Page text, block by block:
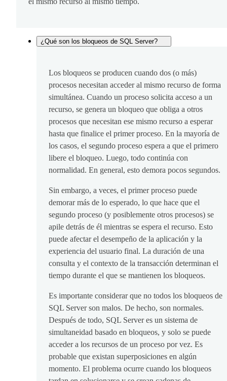
¿Qué son los bloqueos de SQL Server?
Los bloqueos se producen cuando dos (o más)
procesos necesitan acceder al mismo recurso de forma
simultánea. Cuando un proceso solicita acceso a un
recurso, se genera un bloqueo que obliga a otros
procesos que necesitan ese mismo recurso a esperar
hasta que finalice el primer proceso. En la mayoría de
los casos, el segundo proceso espera a que el primero
libere el bloqueo. Luego, todo continúa con
normalidad. En general, esto demora pocos segundos.
Sin embargo, a veces, el primer proceso puede
demorar más de lo esperado, lo que hace que el
segundo proceso (y posiblemente otros procesos) se
apile detrás de él mientras se espera el recurso. Esto
puede afectar el desempeño de la aplicación y la
experiencia del usuario final. La duración de una
consulta y el contexto de la transacción determinan el
tiempo durante el que se mantienen los bloqueos.
Es importante considerar que no todos los bloqueos de
SQL Server son malos. De hecho, son normales.
Después de todo, SQL Server es un sistema de
simultaneidad basado en bloqueos, y solo se puede
acceder a los recursos de un proceso por vez. Es
probable que existan superposiciones en algún
momento. El problema ocurre cuando los bloqueos